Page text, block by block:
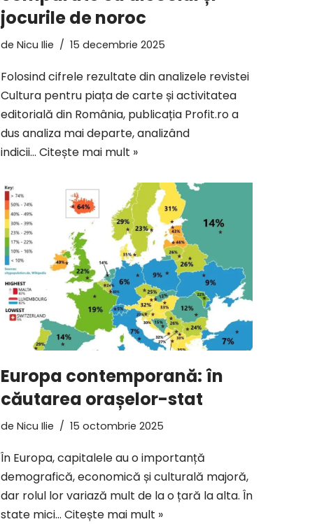
jocurile de noroc
de Nicu Ilie 15 decembrie 2025
Folosind cifrele rezultate din analizele revistei
Cultura pentru piața de carte și activitatea
editorială din România, publicația Profit.ro a
dus analiza mai departe, analizând
indicii… Citește mai mult »
Europa contemporană: în
căutarea orașelor-stat
de Nicu Ilie 15 octombrie 2025
În Europa, capitalele au o importanță
demografică, economică și culturală majoră,
dar rolul lor variază mult de la o țară la alta. În
state mici… Citește mai mult »